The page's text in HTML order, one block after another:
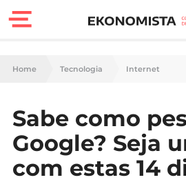
Finanças
Carreira
Casa
Home Tecnologia Internet
Sabe como
Google? Seja
com estas 14